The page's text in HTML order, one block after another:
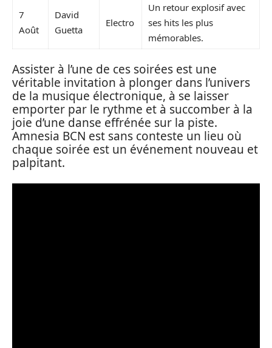
7
Août
David
Guetta
Electro
Un retour explosif avec
ses hits les plus
mémorables.
Assister à l’une de ces soirées est une
véritable invitation à plonger dans l’univers
de la musique électronique, à se laisser
emporter par le rythme et à succomber à la
joie d’une danse effrénée sur la piste.
Amnesia BCN est sans conteste un lieu où
chaque soirée est un événement nouveau et
palpitant.